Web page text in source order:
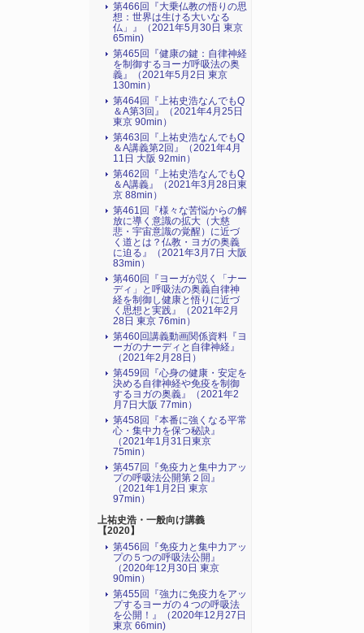
第466回『大乗仏教の悟りの思
想：世界は生ける大いなる
仏」』（2021年5月30日 東京
65min)
第465回『健康の鍵：自律神経
を制御するヨーガ呼吸法の奥
義』（2021年5月2日 東京
130min）
第464回『上祐史浩なんでもQ
＆A第3回』（2021年4月25日
東京 90min）
第463回『上祐史浩なんでもQ
＆A講義第2回』（2021年4月
11日 大阪 92min）
第462回『上祐史浩なんでもQ
＆A講義』（2021年3月28日東
京 88min）
第461回『様々な苦悩からの解
放に導く意識の拡大（大慈
悲・宇宙意識の覚醒）に近づ
く道とは？仏教・ヨガの奥義
に迫る』（2021年3月7日 大阪
83min）
第460回『ヨーガが説く「ナー
ディ」と呼吸法の奥義自律神
経を制御し健康と悟りに近づ
く思想と実践』（2021年2月
28日 東京 76min）
第460回講義動画関係資料『ヨ
ーガのナーディと自律神経』
（2021年2月28日）
第459回『心身の健康・安定を
決める自律神経や免疫を制御
するヨガの奥義』（2021年2
月7日大阪 77min）
第458回『本番に強くなる平常
心・集中力を保つ秘訣』
（2021年1月31日東京
75min）
第457回『免疫力と集中力アッ
プの呼吸法公開第２回』
（2021年1月2日 東京
97min）
上祐史浩・一般向け講義
【2020】
第456回『免疫力と集中力アッ
プの５つの呼吸法公開』
（2020年12月30日 東京
90min）
第455回『強力に免疫力をアッ
プするヨーガの４つの呼吸法
を公開！』（2020年12月27日
東京 66min)